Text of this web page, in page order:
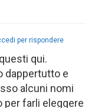
per rispondere
qui.
dappertutto e
alcuni nomi
per farli eleggere